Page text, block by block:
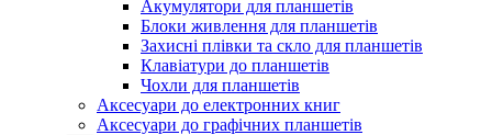
Акумулятори для планшетів
Блоки живлення для планшетів
Захисні плівки та скло для планшетів
Клавіатури до планшетів
Чохли для планшетів
Аксесуари до електронних книг
Аксесуари дo графічних планшетів